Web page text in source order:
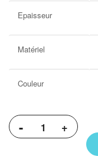
d’information
Epaisseur
Matériel
Couleur
- +